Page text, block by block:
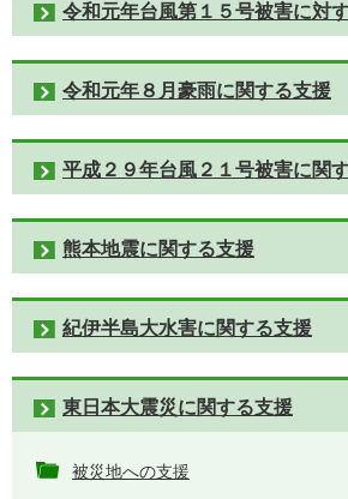
令和元年台風第１５号被害に対
令和元年８月豪雨に関する支援
平成２９年台風２１号被害に関
熊本地震に関する支援
紀伊半島大水害に関する支援
東日本大震災に関する支援
被災地への支援